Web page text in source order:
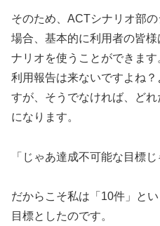
そのため、ACTシナリオ部
場合、基本的に利用者の皆
ナリオを使うことができま
利用報告は来ないですよね
すが、そうでなければ、ど
になります。
「じゃあ達成不可能な目標
だからこそ私は「10件」と
目標としたのです。